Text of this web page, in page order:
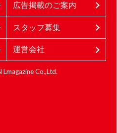
広告掲載のご案内
スタッフ募集
運営会社
Co.,Ltd.